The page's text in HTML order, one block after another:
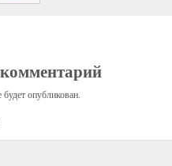
опубликован.